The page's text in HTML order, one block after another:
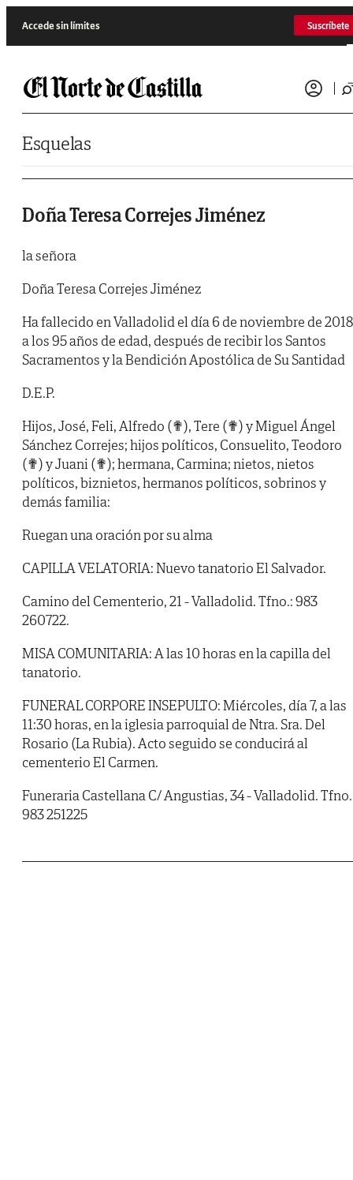
Accede sin límites Suscríbete
Esquelas
Doña Teresa Correjes Jiménez
la señora
Doña Teresa Correjes Jiménez
Ha fallecido en Valladolid el día 6 de noviembre de
a los 95 años de edad, después de recibir los Santos
Sacramentos y la Bendición Apostólica de Su Santidad
D.E.P.
Hijos, José, Feli, Alfredo (✟), Tere (✟) y Miguel Ángel
Sánchez Correjes; hijos políticos, Consuelito, Teodoro
(✟) y Juani (✟); hermana, Carmina; nietos, nietos
políticos, biznietos, hermanos políticos, sobrinos y
demás familia:
Ruegan una oración por su alma
CAPILLA VELATORIA: Nuevo tanatorio El Salvador.
Camino del Cementerio, 21 - Valladolid. Tfno.: 983
260722.
MISA COMUNITARIA: A las 10 horas en la capilla del
tanatorio.
FUNERAL CORPORE INSEPULTO: Miércoles, día 7, a las
11:30 horas, en la iglesia parroquial de Ntra. Sra. Del
Rosario (La Rubia). Acto seguido se conducirá al
cementerio El Carmen.
Funeraria Castellana C/ Angustias, 34 - Valladolid.
983 251225